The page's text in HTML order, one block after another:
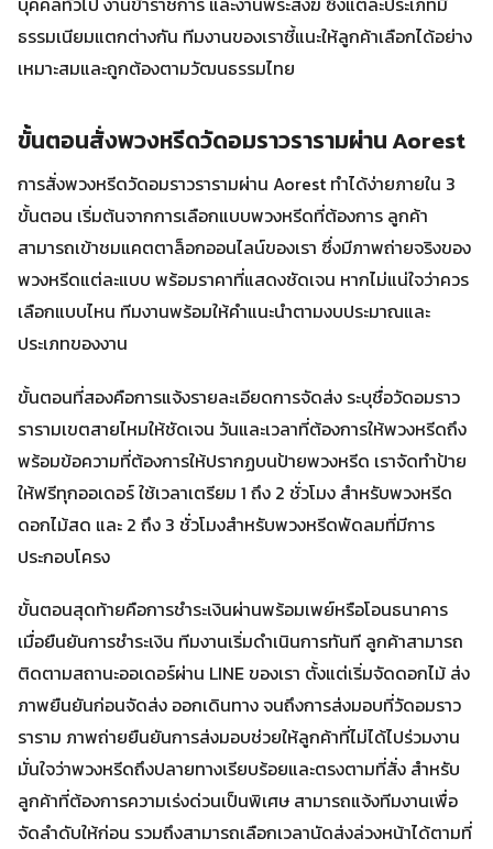
ธรรมเนียมแตกต่างกัน ทีมงานของเราชี้แนะให้ลูกค้าเลือกได้อย่าง
เหมาะสมและถูกต้องตามวัฒนธรรมไทย
ขั้นตอนสั่งพวงหรีดวัดอมราวรารามผ่าน Aorest
การสั่งพวงหรีดวัดอมราวรารามผ่าน Aorest ทำได้ง่ายภายใน 3
ขั้นตอน เริ่มต้นจากการเลือกแบบพวงหรีดที่ต้องการ ลูกค้า
สามารถเข้าชมแคตตาล็อกออนไลน์ของเรา ซึ่งมีภาพถ่ายจริงของ
พวงหรีดแต่ละแบบ พร้อมราคาที่แสดงชัดเจน หากไม่แน่ใจว่าควร
เลือกแบบไหน ทีมงานพร้อมให้คำแนะนำตามงบประมาณและ
ประเภทของงาน
ขั้นตอนที่สองคือการแจ้งรายละเอียดการจัดส่ง ระบุชื่อวัดอมราว
รารามเขตสายไหมให้ชัดเจน วันและเวลาที่ต้องการให้พวงหรีดถึง
พร้อมข้อความที่ต้องการให้ปรากฏบนป้ายพวงหรีด เราจัดทำป้าย
ให้ฟรีทุกออเดอร์ ใช้เวลาเตรียม 1 ถึง 2 ชั่วโมง สำหรับพวงหรีด
ดอกไม้สด และ 2 ถึง 3 ชั่วโมงสำหรับพวงหรีดพัดลมที่มีการ
ประกอบโครง
ขั้นตอนสุดท้ายคือการชำระเงินผ่านพร้อมเพย์หรือโอนธนาคาร
เมื่อยืนยันการชำระเงิน ทีมงานเริ่มดำเนินการทันที ลูกค้าสามารถ
ติดตามสถานะออเดอร์ผ่าน LINE ของเรา ตั้งแต่เริ่มจัดดอกไม้ ส่ง
ภาพยืนยันก่อนจัดส่ง ออกเดินทาง จนถึงการส่งมอบที่วัดอมราว
ราราม ภาพถ่ายยืนยันการส่งมอบช่วยให้ลูกค้าที่ไม่ได้ไปร่วมงาน
มั่นใจว่าพวงหรีดถึงปลายทางเรียบร้อยและตรงตามที่สั่ง สำหรับ
ลูกค้าที่ต้องการความเร่งด่วนเป็นพิเศษ สามารถแจ้งทีมงานเพื่อ
จัดลำดับให้ก่อน รวมถึงสามารถเลือกเวลานัดส่งล่วงหน้าได้ตามที่